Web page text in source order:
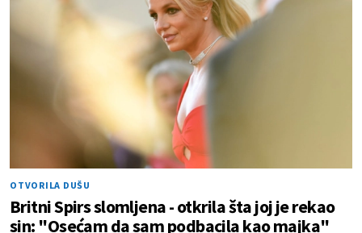
OTVORILA DUŠU
Britni Spirs slomljena - otkrila šta joj je rekao
sin: "Osećam da sam podbacila kao majka"